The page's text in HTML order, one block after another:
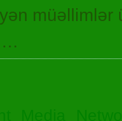
müəllimlər